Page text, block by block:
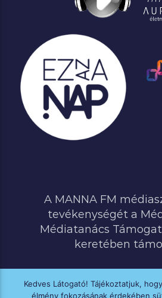
A MANNA FM
tevékenységét a
Médiatanács
keretében
Kedves Látogató! Tájékoztatjuk,
élmény fokozásának érdekében